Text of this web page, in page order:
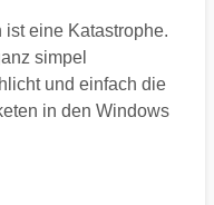
eine Katastrophe.
simpel
und einfach die
in den Windows